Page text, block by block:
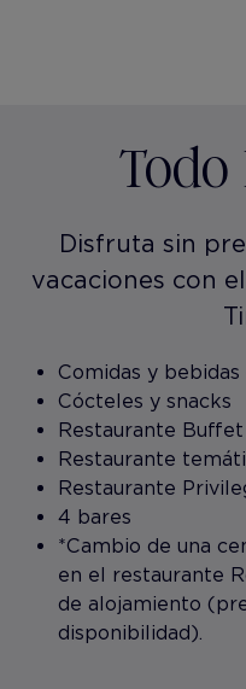
Disfruta sin
vacaciones con
Comidas y
Cócteles y snacks
Restaurante
Restaurante
Restaurante
4 bares
*Cambio de una
en el restaurante
de alojamiento
disponibilidad).